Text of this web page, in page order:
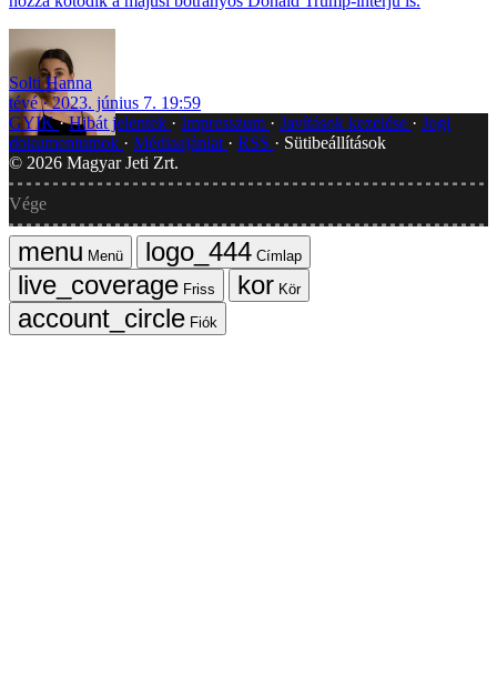
Solti Hanna
tévé
2023. június 7. 19:59
GYIK Hibát jelentek Impresszum Javítások kezelése
Jogi
dokumentumok
Médiaajánlat RSS
Sütibeállítások
© 2026 Magyar Jeti Zrt.
Vége
Menü
Címlap
Friss
Kör
Fiók